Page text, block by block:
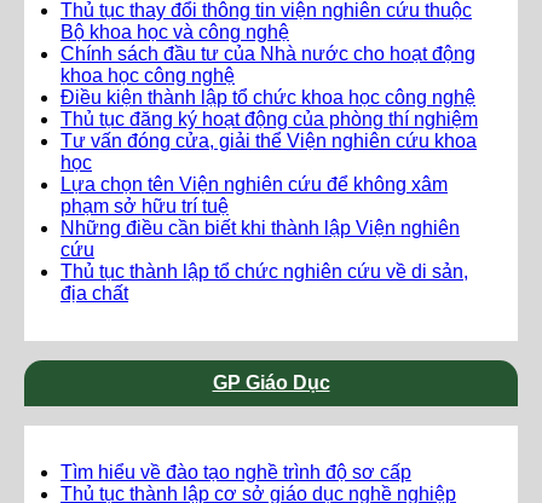
Thủ tục thay đổi thông tin viện nghiên cứu thuộc
Bộ khoa học và công nghệ
Chính sách đầu tư của Nhà nước cho hoạt động
khoa học công nghệ
Điều kiện thành lập tổ chức khoa học công nghệ
Thủ tục đăng ký hoạt động của phòng thí nghiệm
Tư vấn đóng cửa, giải thể Viện nghiên cứu khoa
học
Lựa chọn tên Viện nghiên cứu để không xâm
phạm sở hữu trí tuệ
Những điều cần biết khi thành lập Viện nghiên
cứu
Thủ tục thành lập tổ chức nghiên cứu về di sản,
địa chất
GP Giáo Dục
Tìm hiểu về đào tạo nghề trình độ sơ cấp
Thủ tục thành lập cơ sở giáo dục nghề nghiệp